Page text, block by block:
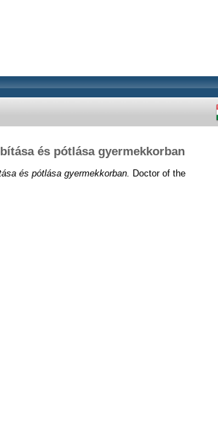
és pótlása gyermekkorban
és pótlása gyermekkorban.
Doctor of the